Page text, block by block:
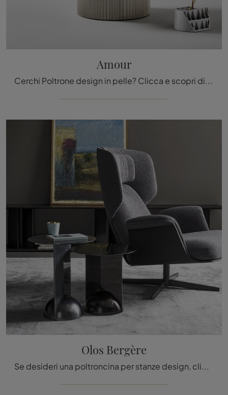
Amour
Cerchi Poltrone design in pelle? Clicca e scopri di più sul modello Amour di Bonaldo.
Olos Bergère
Se desideri una poltroncina per stanze design, clicca e leggi di più sul modello Olos Bergère in tessuto del brand Bonaldo.